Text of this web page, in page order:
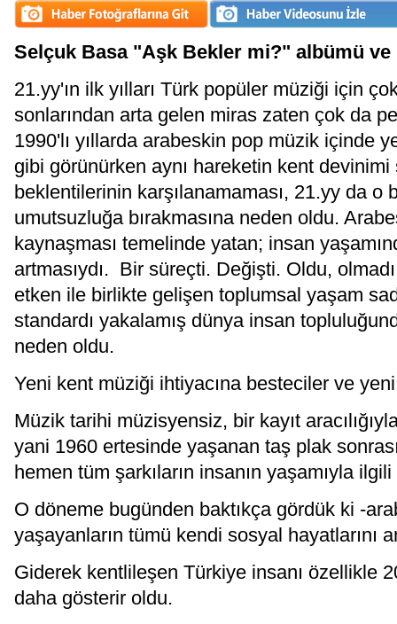
Selçuk Basa "Aşk Bekler mi?" albümü
21.yy'ın ilk yılları Türk popüler müziği için
sonlarından arta gelen miras zaten çok da
1990'lı yıllarda arabeskin pop müzik içinde
gibi görünürken aynı hareketin kent devinimi
beklentilerinin karşılanamaması, 21.yy da o
umutsuzluğa bırakmasına neden oldu.
kaynaşması temelinde yatan; insan
artmasıydı. Bir süreçti. Değişti. Oldu,
etken ile birlikte gelişen toplumsal yaşam
standardı yakalamış dünya insan
neden oldu.
Yeni kent müziği ihtiyacına besteciler ve
Müzik tarihi müzisyensiz, bir kayıt
yani 1960 ertesinde yaşanan taş plak
hemen tüm şarkıların insanın yaşamıyla
O döneme bugünden baktıkça gördük ki -
yaşayanların tümü kendi sosyal hayatlarını
Giderek kentlileşen Türkiye insanı özellikle
daha gösterir oldu.